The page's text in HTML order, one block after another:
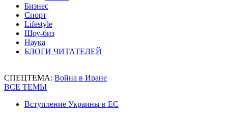
Бизнес
Спорт
Lifestyle
Шоу-биз
Наука
БЛОГИ ЧИТАТЕЛЕЙ
СПЕЦТЕМА: Война в Иране
ВСЕ ТЕМЫ
Вступление Украины в ЕС